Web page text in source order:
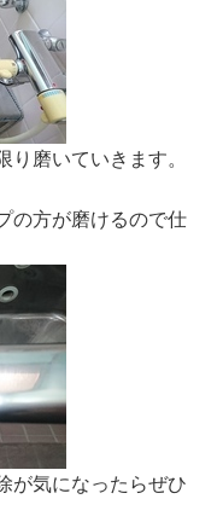
磨いていきます。
の方が磨けるので仕
が気になったらぜひ